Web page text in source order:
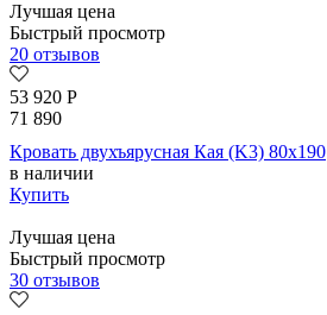
Лучшая цена
Быстрый просмотр
20 отзывов
53 920 Р
71 890
Кровать двухъярусная Кая (K3) 80х190
в наличии
Купить
Лучшая цена
Быстрый просмотр
30 отзывов